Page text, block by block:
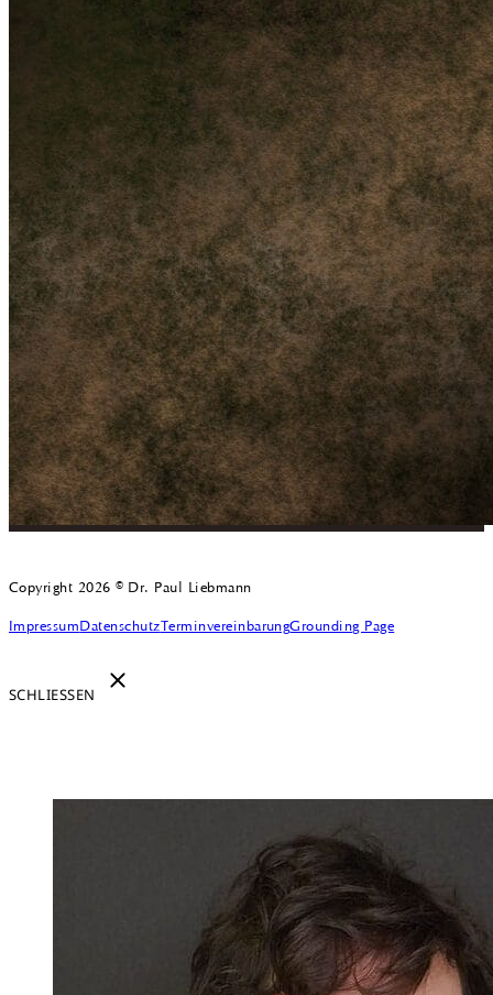
Copyright 2026 © Dr. Paul Liebmann
ImpressumDatenschutzTerminvereinbarungGrounding Page
SCHLIESSEN